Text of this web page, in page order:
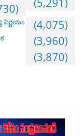
(4,075)
(3,960)
(3,870)